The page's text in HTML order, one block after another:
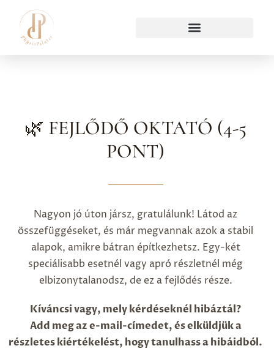
🌿 FEJLŐDŐ OKTATÓ (4-5
PONT)
Nagyon jó úton jársz, gratulálunk! Látod az
összefüggéseket, és már megvannak azok a stabil
alapok, amikre bátran építkezhetsz. Egy-két
speciálisabb esetnél vagy apró részletnél még
elbizonytalanodsz, de ez a fejlődés része.
Kíváncsi vagy, mely kérdéseknél hibáztál?
Add meg az e-mail-címedet, és elküldjük a
részletes kiértékelést, hogy tanulhass a hibáidból.